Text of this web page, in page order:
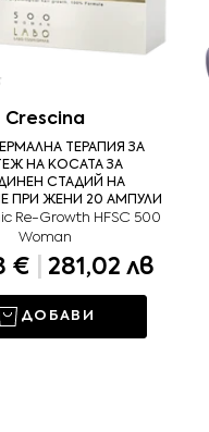
Crescina
ТЕРАПИЯ ЗА
НА КОСАТА ЗА
СТАДИЙ НА
ПРИ ЖЕНИ 20 АМПУЛИ
Re-Growth HFSC 500
Woman
€ 281,02 лв
ДОБАВИ